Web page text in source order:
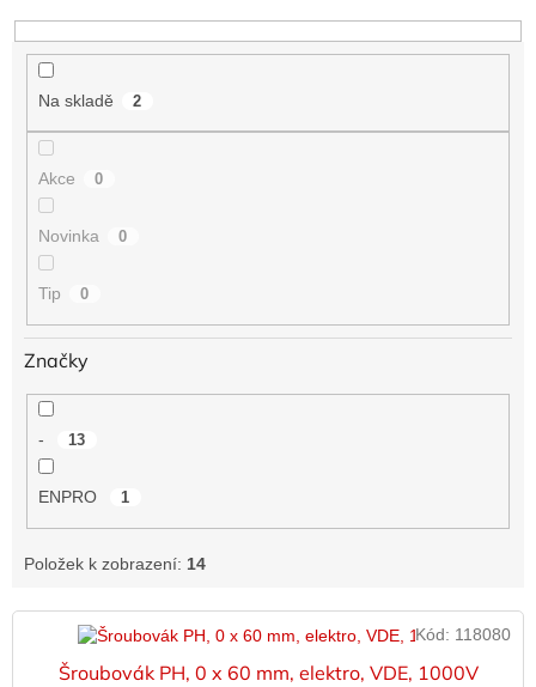
u
Na skladě 2
Akce 0
Novinka 0
Tip 0
Značky
- 13
ENPRO 1
Položek k zobrazení: 14
V
Šroubovák PH, 0 x 60 mm, elektro, VDE, 1000V
Kód: 118080